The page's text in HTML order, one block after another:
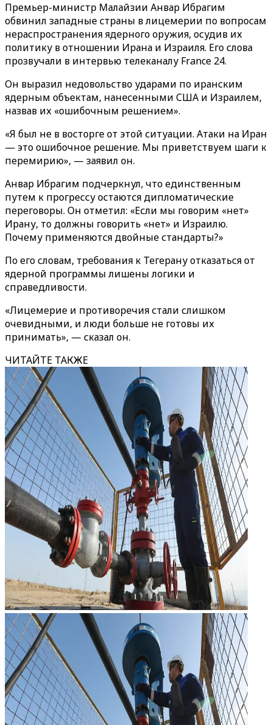
Премьер-министр Малайзии Анвар Ибрагим
обвинил западные страны в лицемерии по вопросам
нераспространения ядерного оружия, осудив их
политику в отношении Ирана и Израиля. Его слова
прозвучали в интервью телеканалу France 24.
Он выразил недовольство ударами по иранским
ядерным объектам, нанесенными США и Израилем,
назвав их «ошибочным решением».
«Я был не в восторге от этой ситуации. Атаки на Иран
— это ошибочное решение. Мы приветствуем шаги к
перемирию», — заявил он.
Анвар Ибрагим подчеркнул, что единственным
путем к прогрессу остаются дипломатические
переговоры. Он отметил: «Если мы говорим «нет»
Ирану, то должны говорить «нет» и Израилю.
Почему применяются двойные стандарты?»
По его словам, требования к Тегерану отказаться от
ядерной программы лишены логики и
справедливости.
«Лицемерие и противоречия стали слишком
очевидными, и люди больше не готовы их
принимать», — сказал он.
ЧИТАЙТЕ ТАКЖЕ